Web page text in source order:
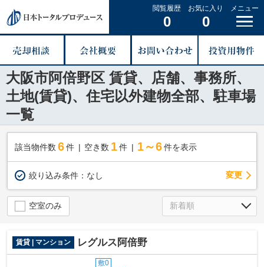
閲覧履歴
0
お気に入り
0
メニュー
大阪市阿倍野区 賃貸、店舗、事務所、
土地(賃貸)、住宅以外建物全部、駐車場
一覧
該当物件数 6件 空き数 1 件 1～6 件を表示
絞り込み条件： なし 変更
空室のみ
賃貸 | マンション レグルス阿倍野
敷0